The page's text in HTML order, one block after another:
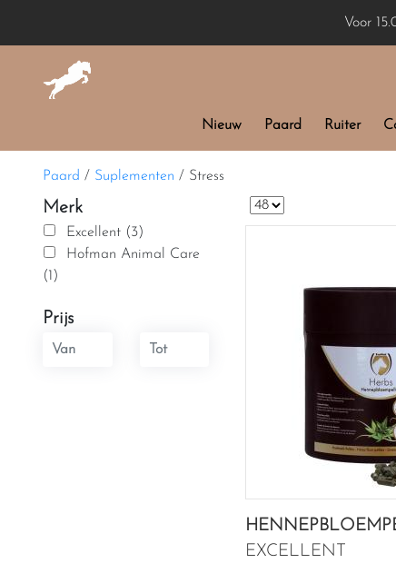
Voor
Nieuw Paard Ruiter
Paard / Suplementen / Stress
Merk
Excellent (3)
Hofman Animal Care
(1)
Prijs
EXCELLENT